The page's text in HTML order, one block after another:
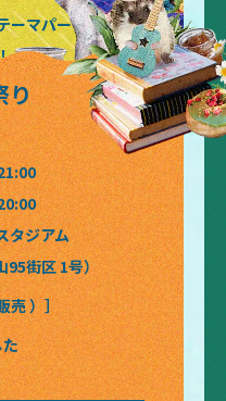
ど
ーマパーク
り
タジアム
街区 1号）
売 ）］